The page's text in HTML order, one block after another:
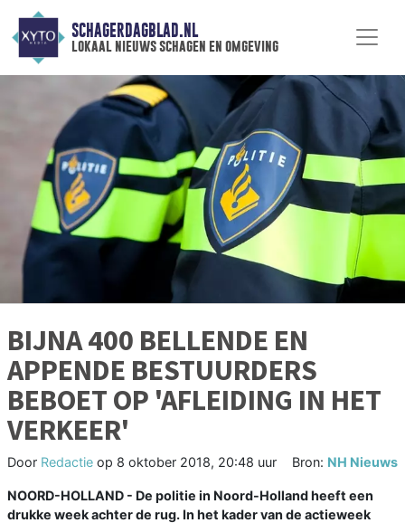
SCHAGERDAGBLAD.NL
lokaal nieuws schagen en omgeving
BIJNA 400 BELLENDE EN
APPENDE BESTUURDERS
BEBOET OP 'AFLEIDING IN HET
VERKEER'
Door Redactie op 8 oktober 2018, 20:48 uur Bron: NH Nieuws
NOORD-HOLLAND - De politie in Noord-Holland heeft een
drukke week achter de rug. In het kader van de actieweek